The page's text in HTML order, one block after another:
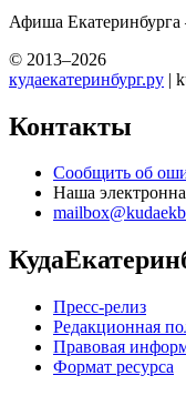
Афиша Екатеринбурга
© 2013–2026
кудаекатеринбург.ру |
Контакты
Сообщить об
Наша
Пресс-релиз
Редакционная
Правовая
Формат ресурса